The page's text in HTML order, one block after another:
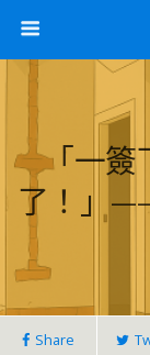
「一簽
了！」
Share